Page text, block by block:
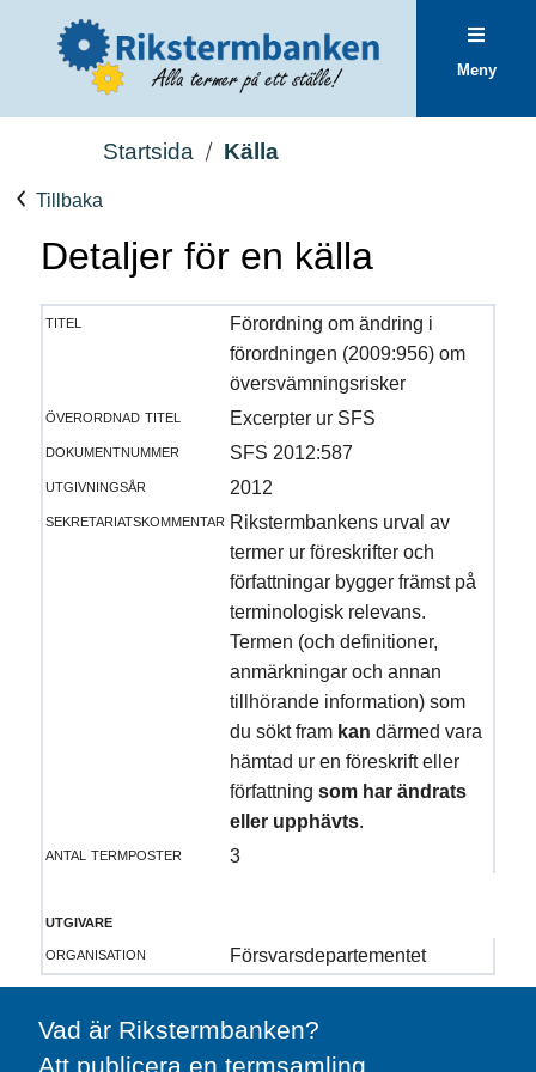
Meny
Startsida Källa
Tillbaka
Detaljer för en källa
titel
Förordning om ändring i
förordningen (2009:956) om
översvämningsrisker
överordnad titel
Excerpter ur SFS
dokumentnummer
SFS 2012:587
utgivningsår
2012
sekretariatskommentar Rikstermbankens urval av
termer ur föreskrifter och
författningar bygger främst på
terminologisk relevans.
Termen (och definitioner,
anmärkningar och annan
tillhörande information) som
du sökt fram kan därmed vara
hämtad ur en föreskrift eller
författning som har ändrats
eller upphävts.
antal termposter
3
utgivare
organisation
Försvarsdepartementet
Vad är Rikstermbanken?
Att publicera en termsamling